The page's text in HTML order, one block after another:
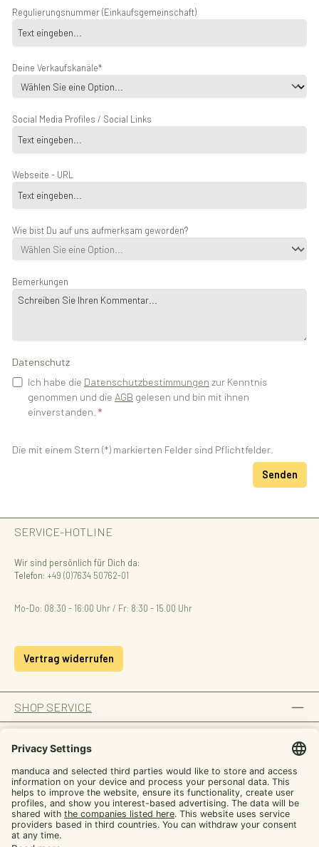
Regulierungsnummer (Einkaufsgemeinschaft)
Deine Verkaufskanäle*
Social Media Profiles / Social Links
Webseite - URL
Wie bist Du auf uns aufmerksam geworden?
Bemerkungen
Datenschutz
Ich habe die Datenschutzbestimmungen zur Kenntnis
genommen und die AGB gelesen und bin mit ihnen
einverstanden. *
Die mit einem Stern (*) markierten Felder sind Pflichtfelder.
Senden
SERVICE-HOTLINE
Wir sind persönlich für Dich da:
Telefon: +49 (0)7634 50762-01
Mo-Do: 08:30 - 16:00 Uhr / Fr: 8:30 - 15.00 Uhr
Vertrag widerrufen
SHOP SERVICE
ZAHLUNGSARTEN
SICHER EINKAUFEN
UNSERE COMMUNITIES